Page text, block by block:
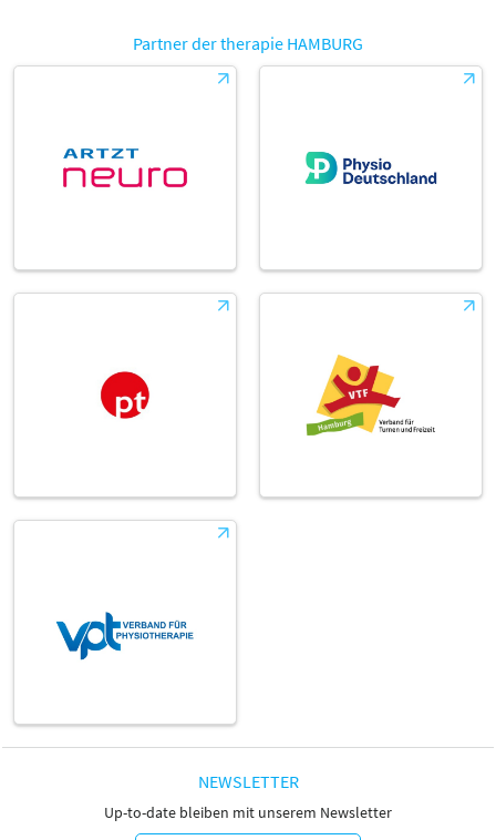
Partner der therapie HAMBURG
NEWSLETTER
Up-to-date bleiben mit unserem Newsletter